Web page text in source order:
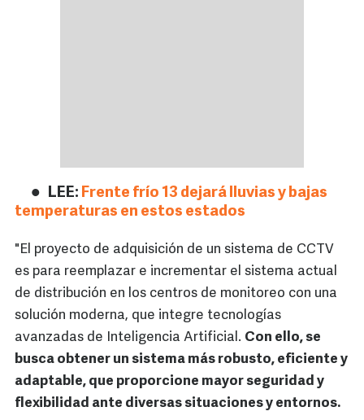
LEE: Frente frío 13 dejará lluvias y bajas
temperaturas en estos estados
"El proyecto de adquisición de un sistema de CCTV
es para reemplazar e incrementar el sistema actual
de distribución en los centros de monitoreo con una
solución moderna, que integre tecnologías
avanzadas de Inteligencia Artificial. Con ello, se
busca obtener un sistema más robusto, eficiente y
adaptable, que proporcione mayor seguridad y
flexibilidad ante diversas situaciones y entornos.